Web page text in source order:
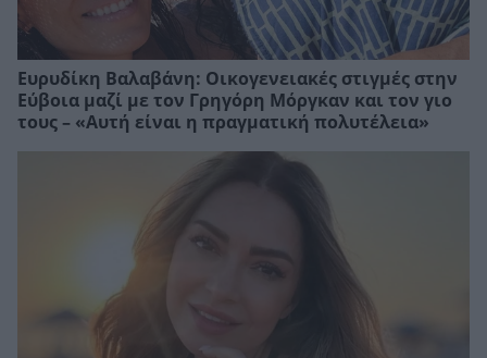
Ευρυδίκη Βαλαβάνη: Οικογενειακές στιγμές στην
Εύβοια μαζί με τον Γρηγόρη Μόργκαν και τον γιο
τους – «Αυτή είναι η πραγματική πολυτέλεια»